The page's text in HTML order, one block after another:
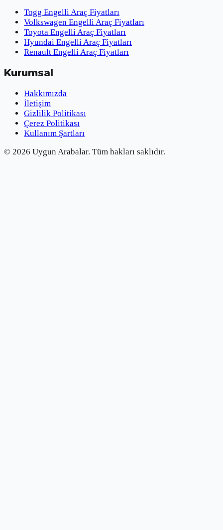
Togg Engelli Araç Fiyatları
Volkswagen Engelli Araç Fiyatları
Toyota Engelli Araç Fiyatları
Hyundai Engelli Araç Fiyatları
Renault Engelli Araç Fiyatları
Kurumsal
Hakkımızda
İletişim
Gizlilik Politikası
Çerez Politikası
Kullanım Şartları
© 2026 Uygun Arabalar. Tüm hakları saklıdır.